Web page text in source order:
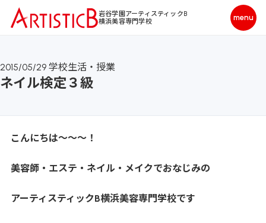
岩谷学園アーティスティックB
横浜美容専門学校
2015/05/29 学校生活・授業
ネイル検定３級
こんにちは～～～！
美容師・エステ・ネイル・メイクでおなじみの
アーティスティックB横浜美容専門学校です